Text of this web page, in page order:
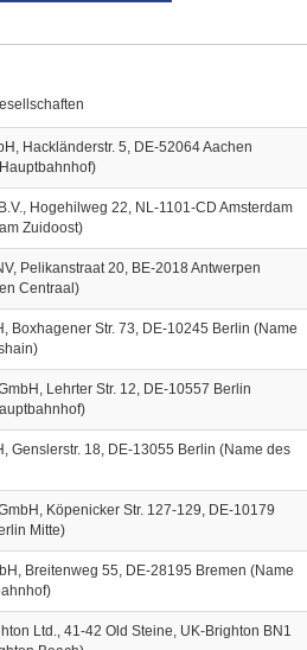
Hackländerstr. 5, DE-52064 Aachen
Hogehilweg 22, NL-1101-CD Amsterdam
Zuidoost)
Pelikanstraat 20, BE-2018 Antwerpen
Centraal)
Boxhagener Str. 73, DE-10245 Berlin (Name
Lehrter Str. 12, DE-10557 Berlin
Genslerstr. 18, DE-13055 Berlin (Name des
Köpenicker Str. 127-129, DE-10179
Mitte)
Breitenweg 55, DE-28195 Bremen (Name
Ltd., 41-42 Old Steine, UK-Brighton BN1